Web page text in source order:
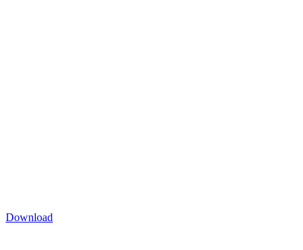
Download